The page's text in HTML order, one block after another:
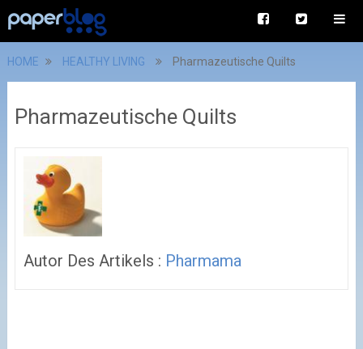
HOME HEALTHY LIVING Pharmazeutische Quilts
Pharmazeutische Quilts
Autor Des Artikels : Pharmama